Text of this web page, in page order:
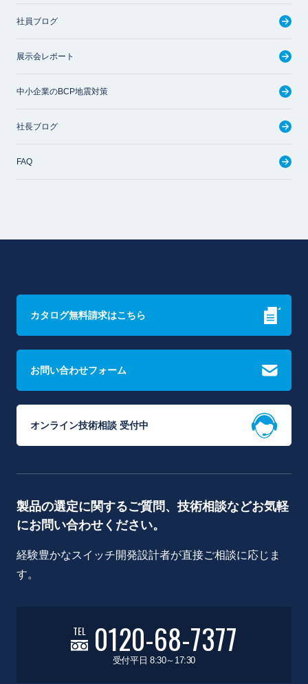
社員ブログ
展示会レポート
中小企業のBCP地震対策
社長ブログ
FAQ
カタログ無料請求はこちら
お問い合わせフォーム
オンライン技術相談 受付中
製品の選定に関するご質問、技術相談などお気軽
にお問い合わせください。
経験豊かなスイッチ開発設計者が直接ご相談に応じま
す。
TEL 0120-68-7377
受付平日 8:30～17:30